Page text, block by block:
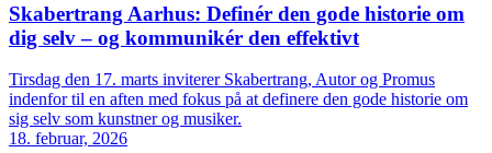
Skabertrang Aarhus: Definér den gode historie om
dig selv – og kommunikér den effektivt
Tirsdag den 17. marts inviterer Skabertrang, Autor og Promus
indenfor til en aften med fokus på at definere den gode historie om
sig selv som kunstner og musiker.
18. februar, 2026